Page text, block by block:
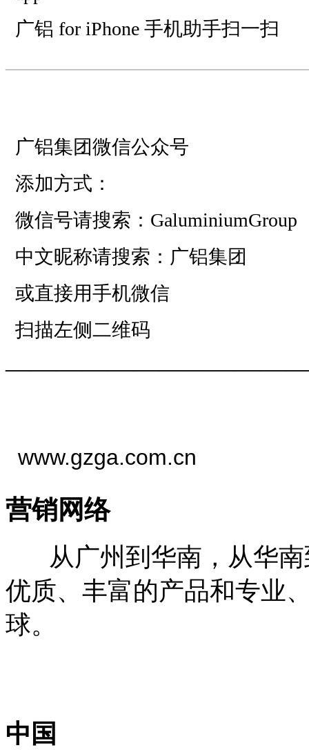
广铝 for iPhone 手机助手扫一扫
———————————
广铝集团微信公众号
添加方式：
微信号请搜索：GaluminiumGroup
中文昵称请搜索：广铝集团
或直接用手机微信
扫描左侧二维码
———————————
www.gzga.com.cn
营销网络
从广州到华南，从华南
优质、丰富的产品和专业
球。
中国